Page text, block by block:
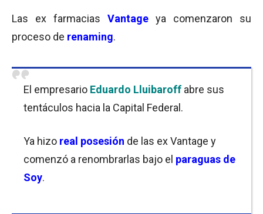
Las ex farmacias Vantage ya comenzaron su
proceso de renaming.
El empresario Eduardo Lluibaroff abre sus
tentáculos hacia la Capital Federal.
Ya hizo real posesión de las ex Vantage y
comenzó a renombrarlas bajo el paraguas de
Soy.